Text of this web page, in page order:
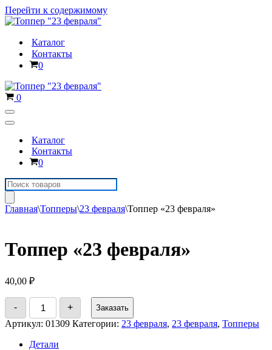
Перейти к содержимому
Каталог
Контакты
Корзина
0
Корзина
0
Меню
навигации
Меню
навигацииКаталог
Контакты
Корзина
0
Поиск
товаров
Главная\Топперы\23 февраля\Топпер «23 февраля»
Топпер «23 февраля»
40,00 ₽
-
Количество
товара
Топпер
"23
февраля"
+ Заказать
Артикул: 01309 Категории: 23 февраля, 23 февраля, Топперы
Детали